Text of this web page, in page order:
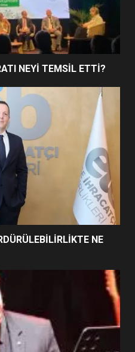
GURURU TÜRKİYE
NE BAŞARDI?
DEĞİŞTİ?
SATRANÇ
KAYITLARI NEYİ
BELEDİYESPOR’DA
NASIL
NEYİ TEMSİL ETTİ?
NE